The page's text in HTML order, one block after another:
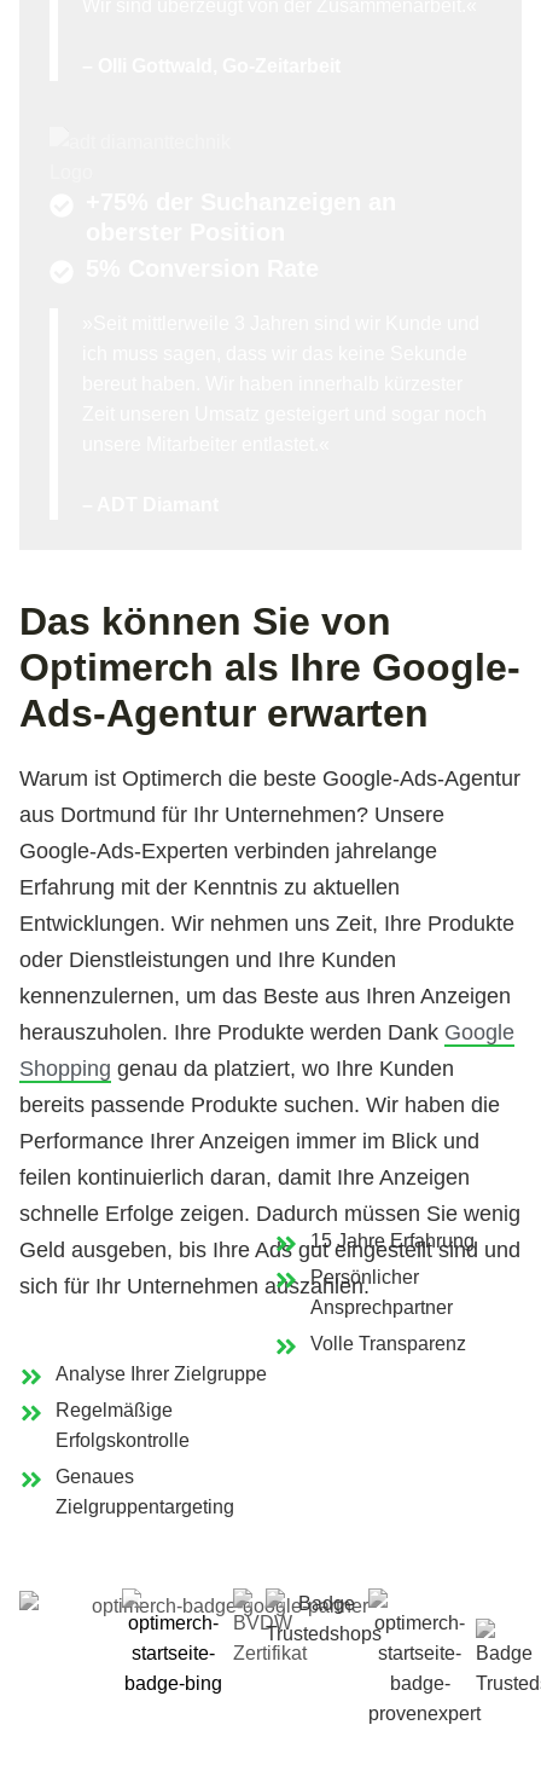
Das können Sie von
Optimerch als Ihre Google-
Ads-Agentur erwarten
Warum ist Optimerch die beste Google-Ads-Agentur
aus Dortmund für Ihr Unternehmen? Unsere
Google-Ads-Experten verbinden jahrelange
Erfahrung mit der Kenntnis zu aktuellen
Entwicklungen. Wir nehmen uns Zeit, Ihre Produkte
oder Dienstleistungen und Ihre Kunden
kennenzulernen, um das Beste aus Ihren Anzeigen
herauszuholen. Ihre Produkte werden Dank Google
Shopping genau da platziert, wo Ihre Kunden
bereits passende Produkte suchen. Wir haben die
Performance Ihrer Anzeigen immer im Blick und
feilen kontinuierlich daran, damit Ihre Anzeigen
schnelle Erfolge zeigen. Dadurch müssen Sie wenig
Geld ausgeben, bis Ihre Ads gut eingestellt sind und
sich für Ihr Unternehmen auszahlen.
Analyse Ihrer Zielgruppe
Regelmäßige
Erfolgskontrolle
Genaues
Zielgruppentargeting
15 Jahre Erfahrung
Persönlicher
Ansprechpartner
Volle Transparenz